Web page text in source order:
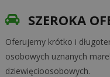
SZEROKA
Oferujemy krótko i
osobowych uznanych
dziewięcioosobowych.